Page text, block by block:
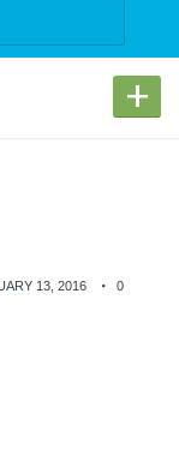
+
13, 2016 0